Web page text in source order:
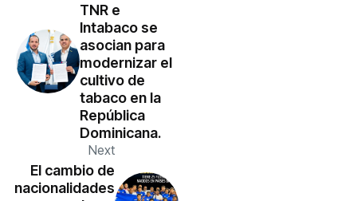
TNR e
Intabaco se
asocian para
modernizar el
cultivo de
tabaco en la
República
Dominicana.
Next
El cambio de
nacionalidades